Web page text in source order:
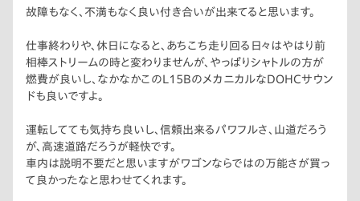
故障もなく、不満もなく良い付き合いが出来てると思います。
仕事終わりや、休日になると、あちこち走り回る日々はやはり前
相棒ストリームの時と変わりませんが、やっぱりシャトルの方が
燃費が良いし、なかなかこのL15BのメカニカルなDOHCサウン
ドも良いですよ。
運転してても気持ち良いし、信頼出来るパワフルさ、山道だろう
が、高速道路だろうが軽快です。
車内は説明不要だと思いますがワゴンならではの万能さが買っ
て良かったなと思わせてくれます。